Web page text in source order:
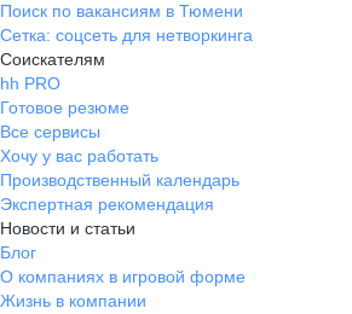
Поиск по вакансиям в Тюмени
Сетка: соцсеть для нетворкинга
Соискателям
hh PRO
Готовое резюме
Все сервисы
Хочу у вас работать
Производственный календарь
Экспертная рекомендация
Новости и статьи
Блог
О компаниях в игровой форме
Жизнь в компании